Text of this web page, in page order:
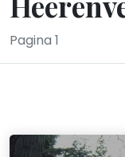
Pagina 1